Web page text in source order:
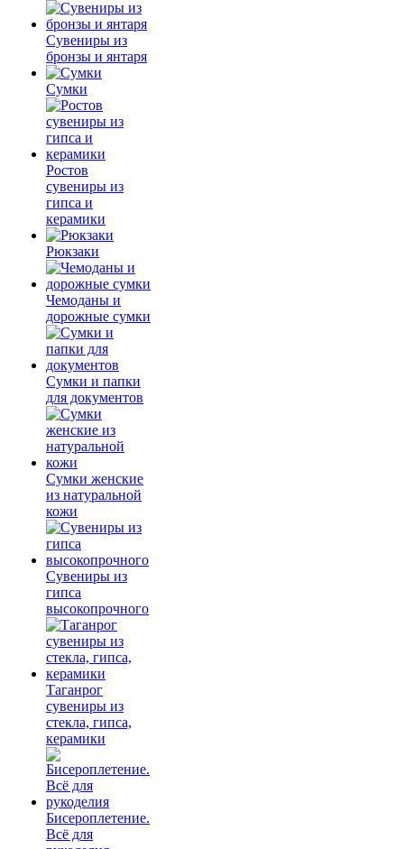
Сувениры из
бронзы и янтаря
Сумки
Ростов
сувениры из
гипса и
керамики
Рюкзаки
Чемоданы и
дорожные сумки
Сумки и папки
для документов
Сумки женские
из натуральной
кожи
Сувениры из
гипса
высокопрочного
Таганрог
сувениры из
стекла, гипса,
керамики
Бисероплетение.
Всё для